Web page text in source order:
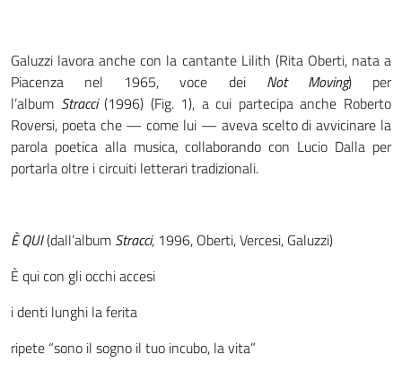
Galuzzi lavora anche con la cantante Lilith (Rita Oberti, nata a
Piacenza nel 1965, voce dei Not Moving) per
l’album Stracci(1996) (Fig. 1), a cui partecipa anche Roberto
Roversi, poeta che — come lui — aveva scelto di avvicinare la
parola poetica alla musica, collaborando con Lucio Dalla per
portarla oltre i circuiti letterari tradizionali.
È QUI(dall’album Stracci, 1996, Oberti, Vercesi, Galuzzi)
È qui con gli occhi accesi
i denti lunghi la ferita
ripete “sono il sogno il tuo incubo, la vita”